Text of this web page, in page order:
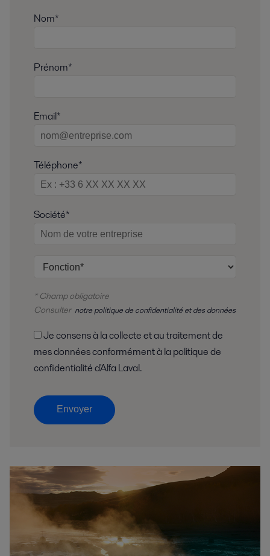
Nom*
Prénom*
Email*
Téléphone*
Société*
* Champ obligatoire
Consulter notre politique de confidentialité et des données
mes données conformément à la politique de
confidentialité d'Alfa Laval.
Envoyer